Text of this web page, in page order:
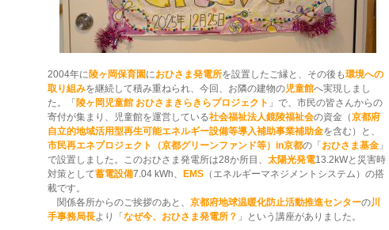
2004年に陵ヶ岡保育園におひさま発電所を設置したご縁と、その後も環境への
取り組みを継続して積み重ねられ、今回、お隣の建物の児童館へ実現しまし
た。「 陵ヶ岡児童館 おひさまきらきらプロジェクト 」で、市民の皆さんからの
寄付が集まり、児童館を運営している社会福祉法人鏡陵福祉会の資金（京都府
自立的地域活用型再生可能エネルギー設備等導入補助事業補助金を含む）と、
市民再エネプロジェクト（京都グリーンファンド等）in京都の「 おひさま基金 」
で設置しました。このおひさま発電所は28か所目、 太陽光発電13.2kWと災害時
対策として蓄電設備7.04 kWh、 EMS （エネルギーマネジメントシステム）の搭
載です。
関係各所からのご挨拶のあと、 京都府地球温暖化防止活動推進センターの川
手事務局長より「 なぜ今、おひさま発電所？ 」という講座がありました。